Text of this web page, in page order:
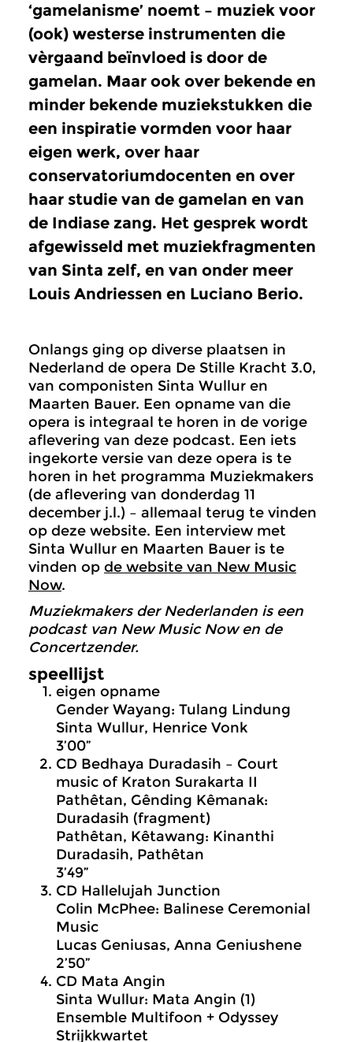
‘gamelanisme’ noemt – muziek voor
(ook) westerse instrumenten die
vèrgaand beïnvloed is door de
gamelan. Maar ook over bekende en
minder bekende muziekstukken die
een inspiratie vormden voor haar
eigen werk, over haar
conservatoriumdocenten en over
haar studie van de gamelan en van
de Indiase zang. Het gesprek wordt
afgewisseld met muziekfragmenten
van Sinta zelf, en van onder meer
Louis Andriessen en Luciano Berio.
Onlangs ging op diverse plaatsen in
Nederland de opera De Stille Kracht 3.0,
van componisten Sinta Wullur en
Maarten Bauer. Een opname van die
opera is integraal te horen in de vorige
aflevering van deze podcast. Een iets
ingekorte versie van deze opera is te
horen in het programma Muziekmakers
(de aflevering van donderdag 11
december j.l.) – allemaal terug te vinden
op deze website. Een interview met
Sinta Wullur en Maarten Bauer is te
vinden op de website van New Music
Now.
Muziekmakers der Nederlanden is een
podcast van New Music Now en de
Concertzender.
speellijst
eigen opname
Gender Wayang: Tulang Lindung
Sinta Wullur, Henrice Vonk
3’00”
CD Bedhaya Duradasih – Court
music of Kraton Surakarta II
Pathêtan, Gênding Kêmanak:
Duradasih (fragment)
Pathêtan, Kêtawang: Kinanthi
Duradasih, Pathêtan
3’49”
CD Hallelujah Junction
Colin McPhee: Balinese Ceremonial
Music
Lucas Geniusas, Anna Geniushene
2’50”
CD Mata Angin
Sinta Wullur: Mata Angin (1)
Ensemble Multifoon + Odyssey
Strijkkwartet